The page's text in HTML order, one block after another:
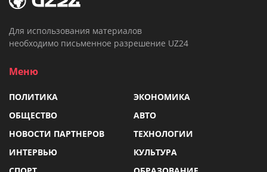
Для использования материалов
необходимо письменное разрешение UZ24
Меню
ПОЛИТИКА
ЭКОНОМИКА
ОБЩЕСТВО
АВТО
НОВОСТИ ПАРТНЕРОВ
ТЕХНОЛОГИИ
ИНТЕРВЬЮ
КУЛЬТУРА